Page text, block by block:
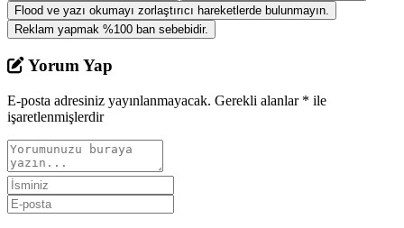
Flood ve yazı okumayı zorlaştırıcı hareketlerde bulunmayın.
Reklam yapmak %100 ban sebebidir.
Yorum Yap
E-posta adresiniz yayınlanmayacak. Gerekli alanlar * ile
işaretlenmişlerdir